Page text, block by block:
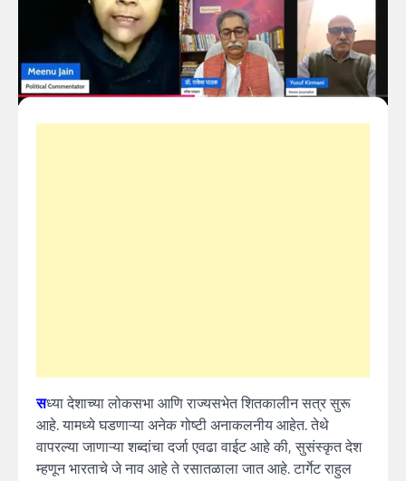
सध्या देशाच्या लोकसभा आणि राज्यसभेत शितकालीन सत्र सुरू
आहे. यामध्ये घडणाऱ्या अनेक गोष्टी अनाकलनीय आहेत. तेथे
वापरल्या जाणाऱ्या शब्दांचा दर्जा एवढा वाईट आहे की, सुसंस्कृत देश
म्हणून भारताचे जे नाव आहे ते रसातळाला जात आहे. टार्गेट राहुल